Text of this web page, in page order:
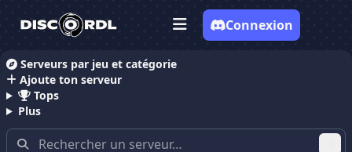
Serveurs par jeu et catégorie
Ajoute ton serveur
Tops
Plus
Connexion
Accueil Serveurs Discord Communauté